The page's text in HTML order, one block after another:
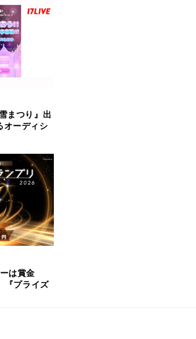
まつり』出
オーディシ
は賞金
プライズ
信グラン